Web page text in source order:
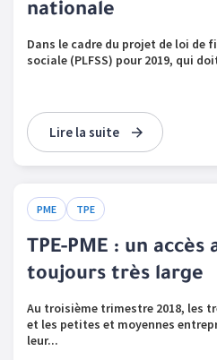
nationale
Dans le cadre du projet de loi de
sociale (PLFSS) pour 2019, qui
Lire la suite
PME TPE
TPE-PME : un
toujours très large
Au troisième trimestre 2018, les
et les petites et moyennes
leur...